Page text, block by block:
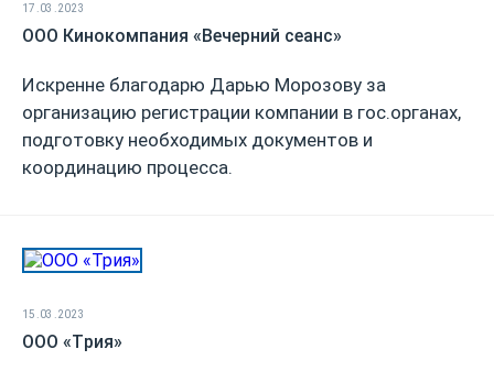
17.03.2023
ООО Кинокомпания «Вечерний сеанс»
Искренне благодарю Дарью Морозову за
организацию регистрации компании в гос.органах,
подготовку необходимых документов и
координацию процесса.
15.03.2023
ООО «Трия»